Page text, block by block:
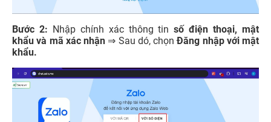
Bước 2: Nhập chính xác thông tinsố điện thoại, mật
khẩu và mã xác nhận ⇒ Sau dó, chọnĐăng nhập với mật
khẩu.